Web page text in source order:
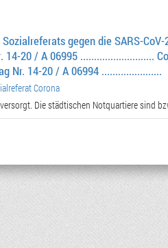
gegen die SARS-
14-20 / A 06995 ...........................
Nr. 14-20 / A 06994 ......................
Corona
Die städtischen Notquartiere sind